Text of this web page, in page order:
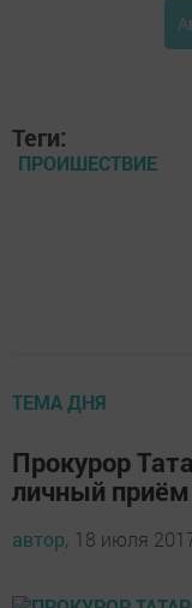
Теги:
ПРОИШЕСТВИЕ
ТЕМА ДНЯ
Прокурор
личный
автор, 18 июля